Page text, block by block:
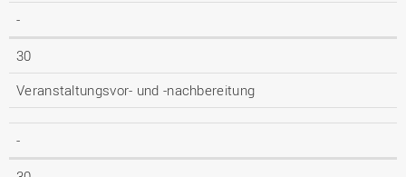
-
30
Veranstaltungsvor- und -nachbereitung
-